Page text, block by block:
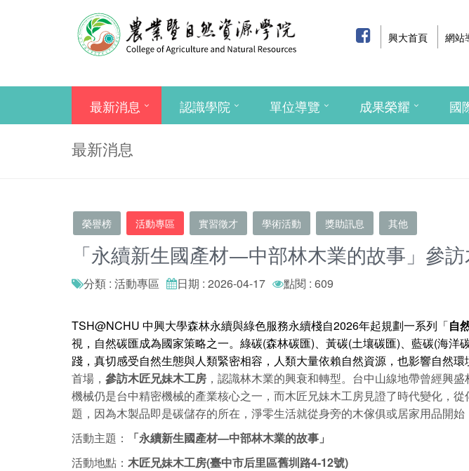
興大首頁 網站
最新消息 認識學院 單位導覽 成果榮耀 國
最新消息
榮譽榜 活動專區 實習徵才 學術活動 獎助訊息 其他
「永續新生國產材—中部林木業的故事」參
分類 : 活動專區 日期 : 2026-04-17 點閱 : 609
TSH@NCHU 中興大學森林永續與綠色服務永續棧自2026年起規劃一系列「自
視，自然碳匯成為國家策略之一。綠碳(森林碳匯)、黃碳(土壤碳匯)、藍碳(海
踐，真切感受自然生態與人類緊密相容，人類大量依賴自然資源，也影響自然環
首場， 參訪木匠兄妹木工房 ，認識林木業的興衰和轉型。台中山線地帶曾經興
機械仍是台中精密機械的產業核心之一，而木匠兄妹木工房見證了時代變化，
題，因為木製品即是碳儲存的所在，淨零生活就從身旁的木傢俱或居家用品開始
活動主題：
「永續新生國產材—中部林木業的故事」
活動地點： 木匠兄妹木工房(臺中市后里區舊圳路4-12號)